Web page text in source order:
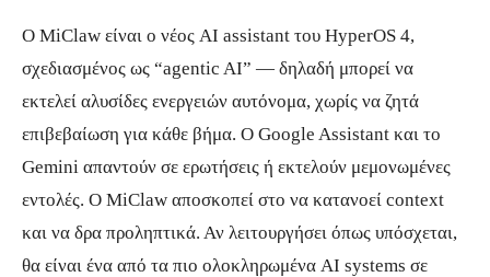
Ο MiClaw είναι ο νέος AI assistant του HyperOS 4,
σχεδιασμένος ως “agentic AI” — δηλαδή μπορεί να
εκτελεί αλυσίδες ενεργειών αυτόνομα, χωρίς να ζητά
επιβεβαίωση για κάθε βήμα. Ο Google Assistant και το
Gemini απαντούν σε ερωτήσεις ή εκτελούν μεμονωμένες
εντολές. Ο MiClaw αποσκοπεί στο να κατανοεί context
και να δρα προληπτικά. Αν λειτουργήσει όπως υπόσχεται,
θα είναι ένα από τα πιο ολοκληρωμένα AI systems σε